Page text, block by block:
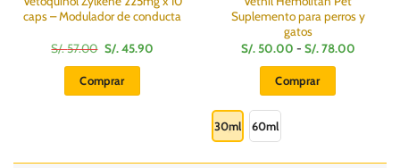
caps – Modulador de conducta
S/.57.00 El
precio
original
era:
S/.
S/.45.90El
Comprar
Suplemento para perros y
gatos
S/. 50.00 - S/.78.00Rango
Comprar
múltiples
30ml 60ml